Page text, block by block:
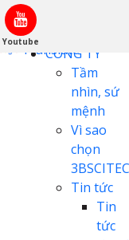
Powered by
Translate
CÔNG TY
Tầm
nhìn, sứ
mệnh
Vì sao
chọn
Tin tức
Tin
tức
Youtube